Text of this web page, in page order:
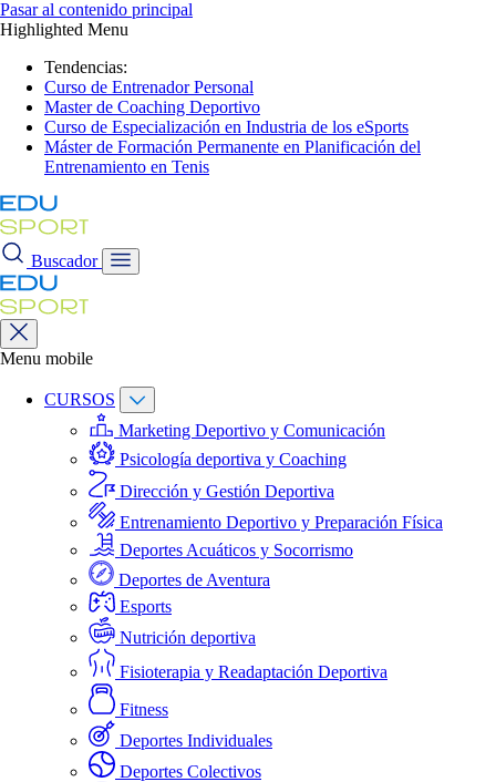
Pasar al contenido principal
Highlighted Menu
Tendencias:
Curso de Entrenador Personal
Master de Coaching Deportivo
Curso de Especialización en Industria de los eSports
Máster de Formación Permanente en Planificación del
Entrenamiento en Tenis
Buscador
Menu mobile
CURSOS
Marketing Deportivo y Comunicación
Psicología deportiva y Coaching
Dirección y Gestión Deportiva
Entrenamiento Deportivo y Preparación Física
Deportes Acuáticos y Socorrismo
Deportes de Aventura
Esports
Nutrición deportiva
Fisioterapia y Readaptación Deportiva
Fitness
Deportes Individuales
Deportes Colectivos